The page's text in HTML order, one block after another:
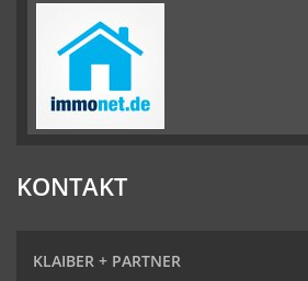
KONTAKT
KLAIBER + PARTNER